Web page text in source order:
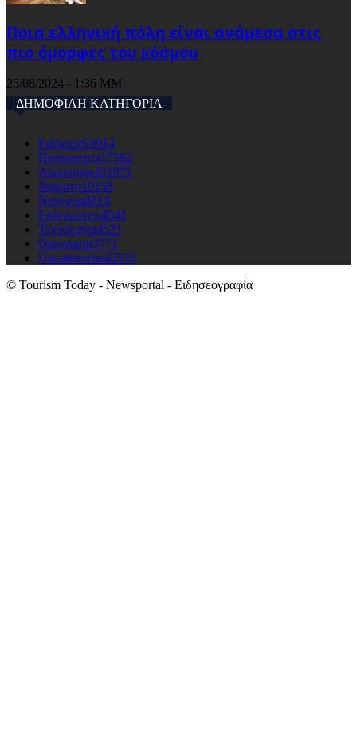
Ποια ελληνική πόλη είναι ανάμεσα στις
πιο όμορφες του κόσμου
25/08/2024 - 1:36 ΜΜ
ΔΗΜΟΦΙΛΗ ΚΑΤΗΓΟΡΙΑ
Ειδησεις63914
Προορισμοι17582
Αεροπορικά11071
Διαμονη10158
Ναυτιλια4814
Εκδηλώσεις4541
Τεχνολογια4521
Οικονομια3771
Uncategorised2555
© Tourism Today - Newsportal - Ειδησεογραφία